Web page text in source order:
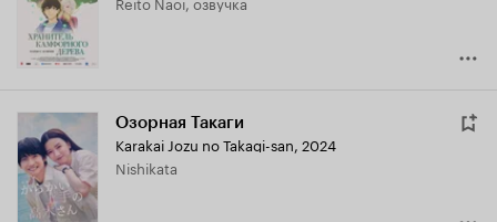
7.2
Озорная Такаги
Karakai Jozu no Takagi-san, 2024
Nishikata